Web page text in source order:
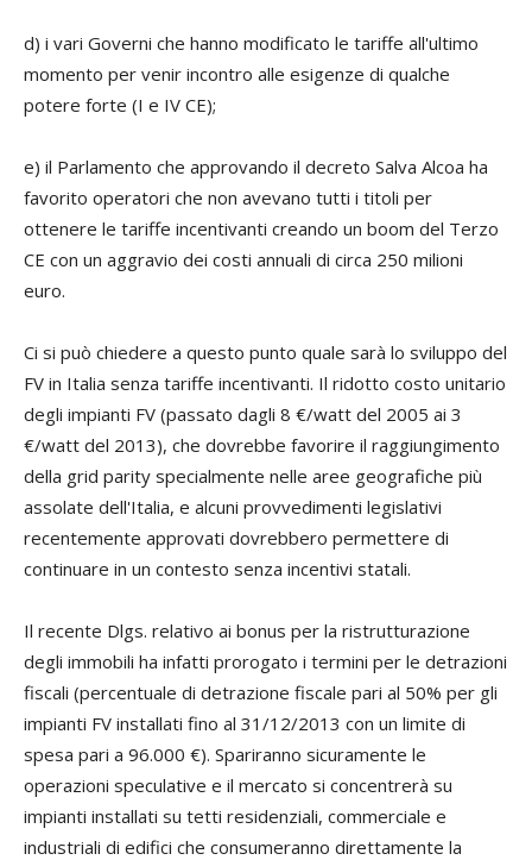
d) i vari Governi che hanno modificato le tariffe all'ultimo
momento per venir incontro alle esigenze di qualche
potere forte (I e IV CE);
e) il Parlamento che approvando il decreto Salva Alcoa ha
favorito operatori che non avevano tutti i titoli per
ottenere le tariffe incentivanti creando un boom del Terzo
CE con un aggravio dei costi annuali di circa 250 milioni
euro.
Ci si può chiedere a questo punto quale sarà lo sviluppo del
FV in Italia senza tariffe incentivanti. Il ridotto costo unitario
degli impianti FV (passato dagli 8 €/watt del 2005 ai 3
€/watt del 2013), che dovrebbe favorire il raggiungimento
della grid parity specialmente nelle aree geografiche più
assolate dell'Italia, e alcuni provvedimenti legislativi
recentemente approvati dovrebbero permettere di
continuare in un contesto senza incentivi statali.
Il recente Dlgs. relativo ai bonus per la ristrutturazione
degli immobili ha infatti prorogato i termini per le detrazioni
fiscali (percentuale di detrazione fiscale pari al 50% per gli
impianti FV installati fino al 31/12/2013 con un limite di
spesa pari a 96.000 €). Spariranno sicuramente le
operazioni speculative e il mercato si concentrerà su
impianti installati su tetti residenziali, commerciale e
industriali di edifici che consumeranno direttamente la